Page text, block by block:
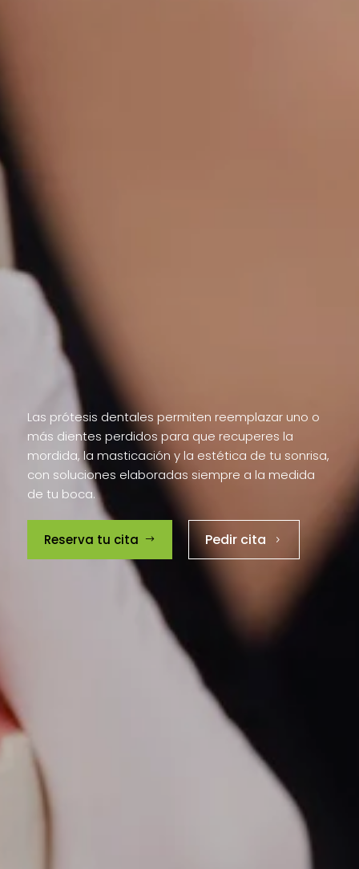
y sonreír
Las prótesis dentales permiten reemplazar uno o
más dientes perdidos para que recuperes la
mordida, la masticación y la estética de tu sonrisa,
con soluciones elaboradas siempre a la medida
de tu boca.
Reserva tu cita $ Pedir cita 5